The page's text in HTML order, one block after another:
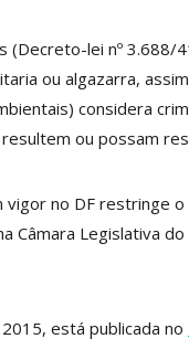
(Decreto-lei nº
ou algazarra,
considera
ou possam
no DF restringe
Câmara Legislativa
está publicada no